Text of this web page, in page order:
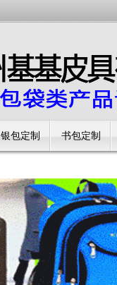
银包定制 书包定制